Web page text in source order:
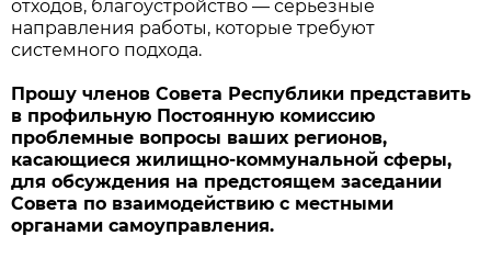
отходов, благоустройство — серьезные
направления работы, которые требуют
системного подхода.
Прошу членов Совета Республики представить
в профильную Постоянную комиссию
проблемные вопросы ваших регионов,
касающиеся жилищно-коммунальной сферы,
для обсуждения на предстоящем заседании
Совета по взаимодействию с местными
органами самоуправления.